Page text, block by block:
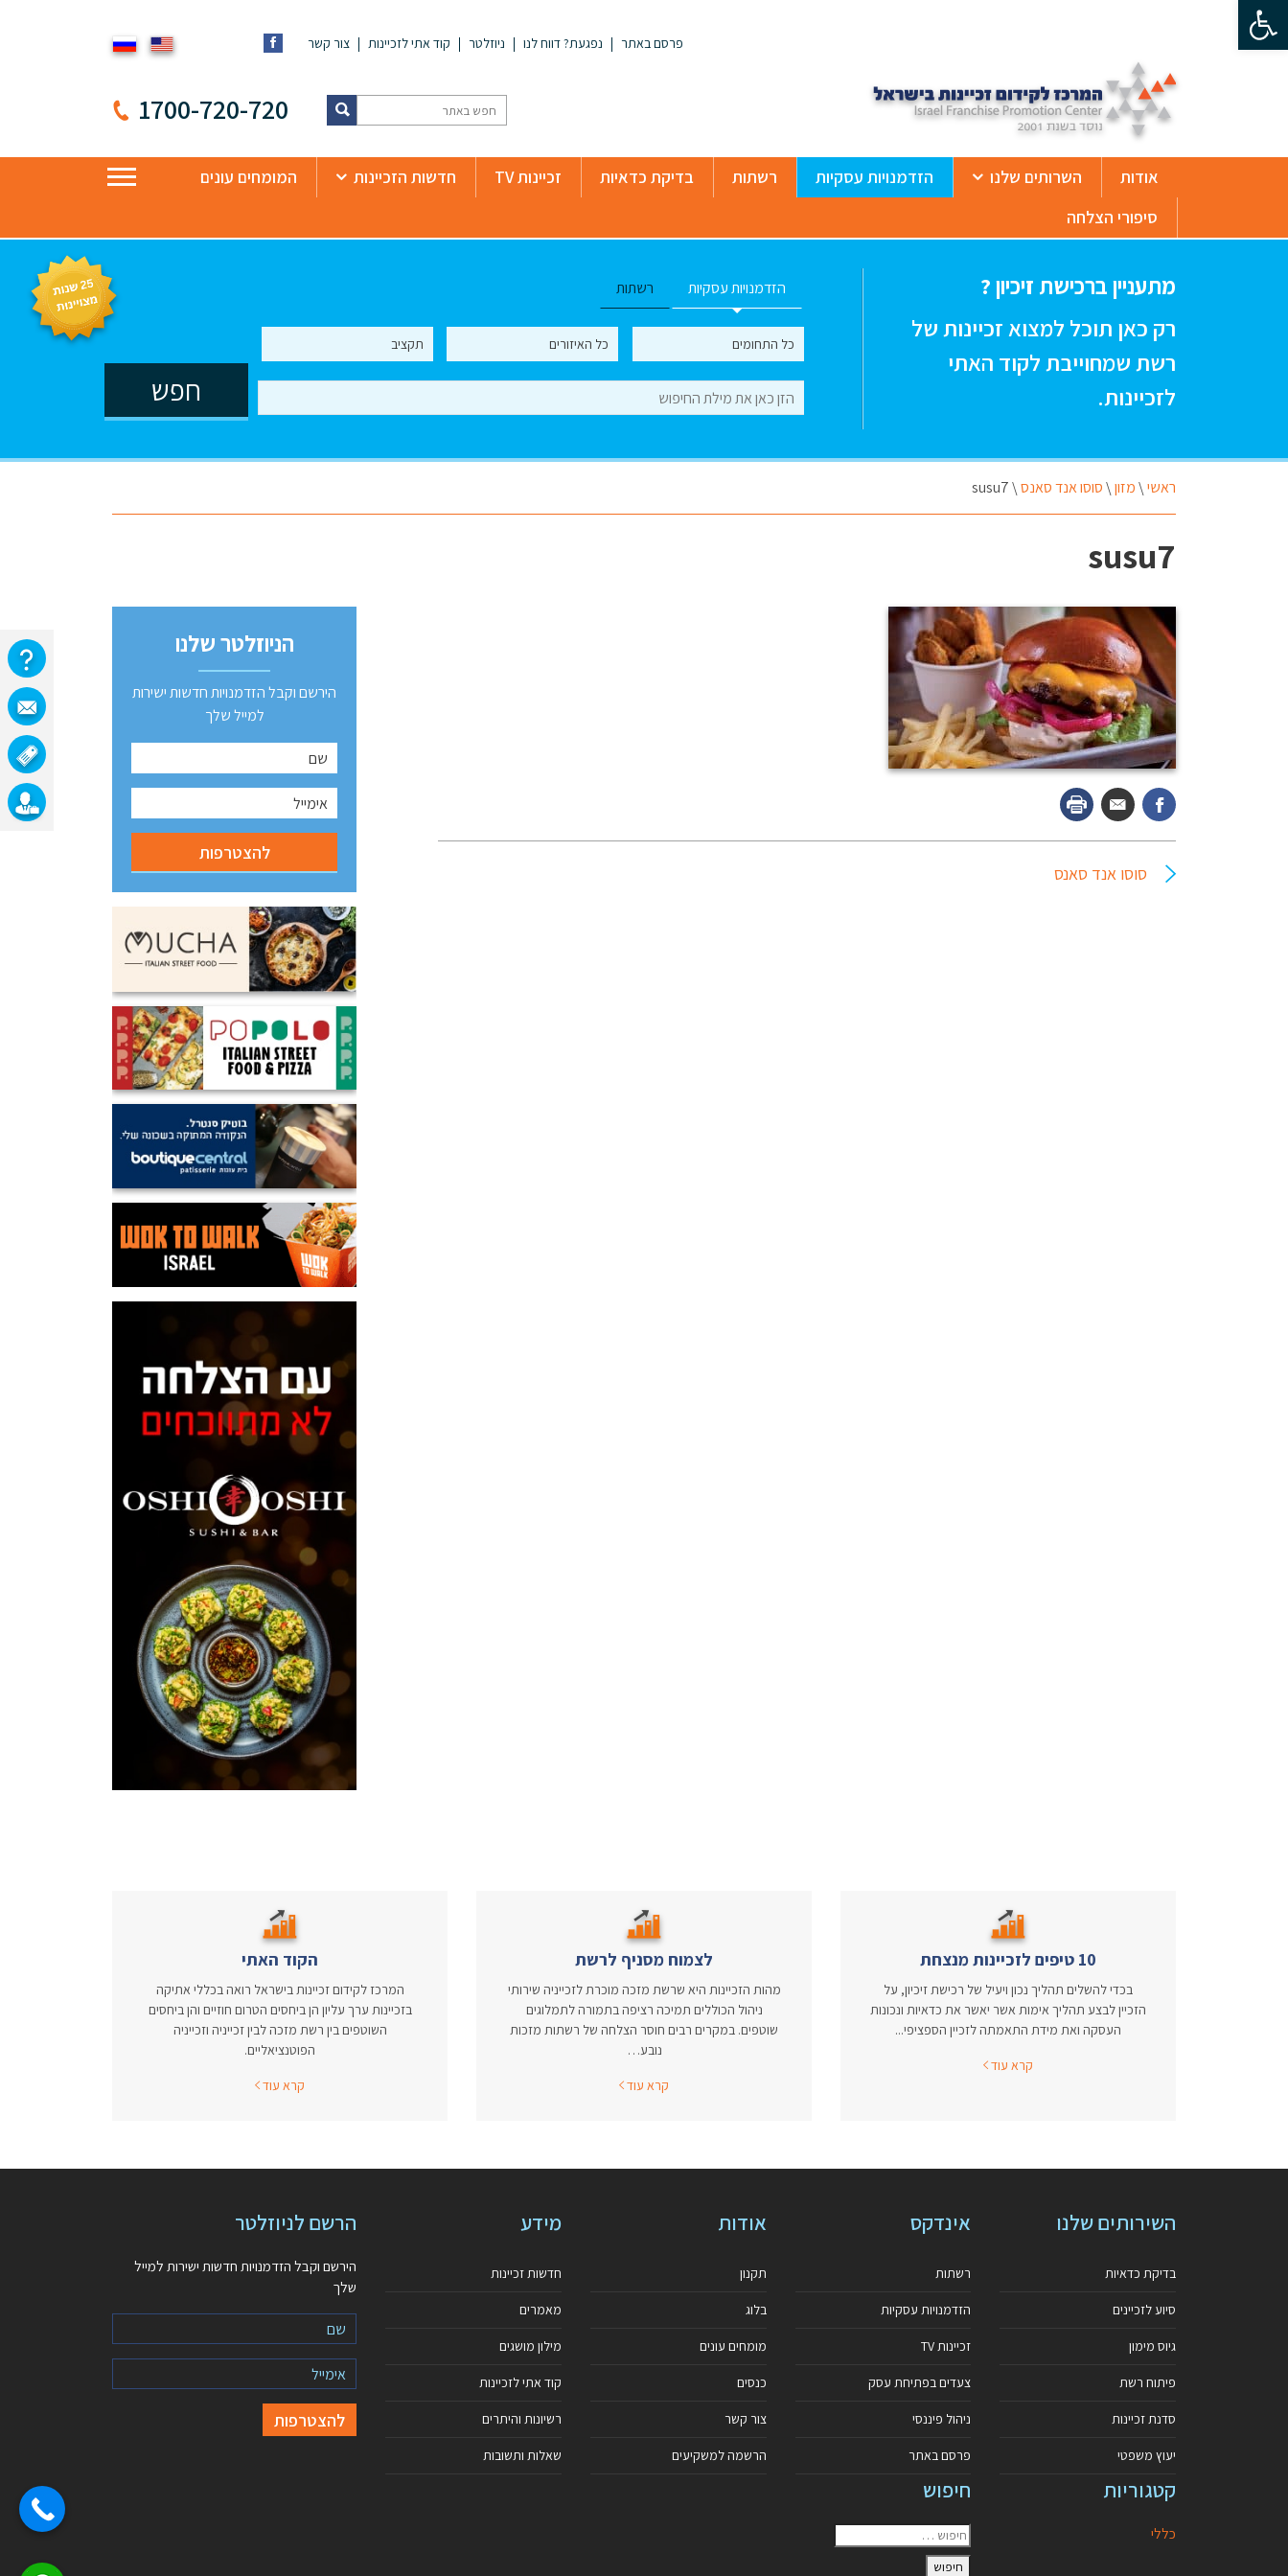
פתח סרגל נגישות
פרסם באתר נפגעת? דווח לנו ניוזלטר קוד אתי לזכיינות צור קשר
1700-720-720
אודות השרותים שלנו הזדמנויות עסקיות רשתות בדיקת כדאיות זכיינות TV חדשות הזכיינות
המומחים עונים
סיפורי הצלחה
מתעניין ברכישת זיכיון ?
רק כאן תוכל למצוא זכיינות של
רשת שמחוייבת לקוד האתי
לזכיינות.
הזדמנויות עסקיות רשתות
ראשי\מזון\סוסו אנד סאנס\
susu7
susu7
סוסו אנד סאנס
הניוזלטר שלנו
הירשם וקבל הזדמנויות חדשות ישירות
למייל שלך
10 טיפים לזכיינות מנצחת
בכדי להשלים תהליך נכון ויעיל של רכישת זיכיון, על
הזכיין לבצע תהליך אימות אשר יאשר את כדאיות ונכונות
העסקה ואת מידת התאמתה לזכיין הספציפי...
קרא עוד
לצמוח מסניף לרשת
מהות הזכיינות היא שרשת מזכה מוכרת לזכייניה שירותי
ניהול הכוללים תמיכה רציפה בתמורה לתמלוגים
שוטפים. במקרים רבים חוסר הצלחה של רשתות מזכות
נובע…
קרא עוד
הקוד האתי
המרכז לקידום זכיינות בישראל רואה בכללי אתיקה
בזכיינות ערך עליון הן ביחסים הטרום חוזיים והן ביחסים
השוטפים בין רשת מזכה לבין זכייניה וזכייניה
הפוטנציאליים.
קרא עוד
השירותים שלנו
בדיקת כדאיות
סיוע לזכיינים
גיוס מימון
פיתוח רשת
סדנת זכיינות
יעוץ משפטי
אינדקס
רשתות
הזדמנויות עסקיות
זכיינות TV
צעדים בפתיחת עסק
ניהול פיננסי
פרסם באתר
אודות
תקנון
בלוג
מומחים עונים
כנסים
צור קשר
הרשמה למשקיעים
מידע
חדשות זכיינות
מאמרים
מילון מושגים
קוד אתי לזכיינות
רשיונות והיתרים
שאלות ותשובות
קטגוריות
כללי
חיפוש
הרשם לניוזלטר
הירשם וקבל הזדמנויות חדשות ישירות למייל
שלך